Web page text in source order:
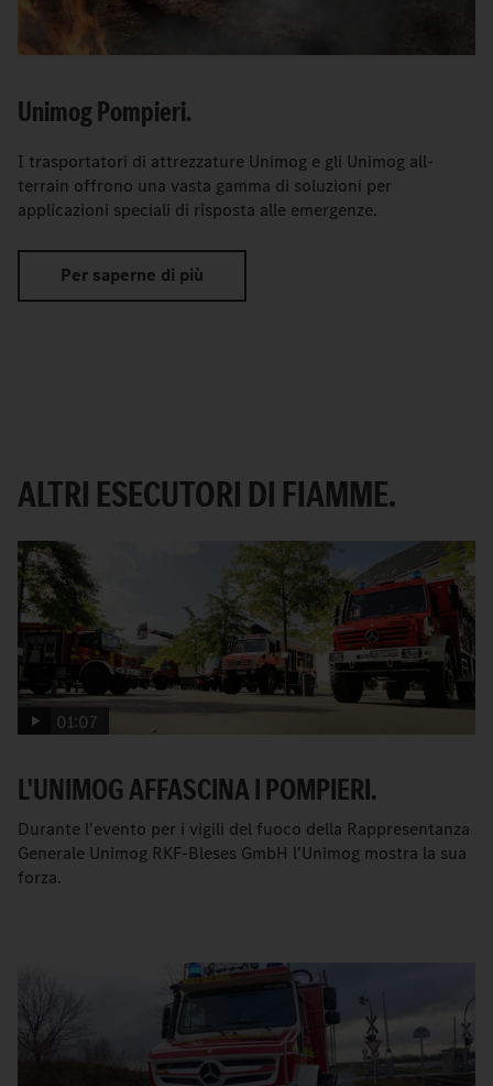
Unimog Pompieri.
I trasportatori di attrezzature Unimog e gli Unimog all-
terrain offrono una vasta gamma di soluzioni per
applicazioni speciali di risposta alle emergenze.
Per saperne di più
ALTRI ESECUTORI DI FIAMME.
01:07
L'UNIMOG AFFASCINA I POMPIERI.
Durante l'evento per i vigili del fuoco della Rappresentanza
Generale Unimog RKF-Bleses GmbH l'Unimog mostra la sua
forza.